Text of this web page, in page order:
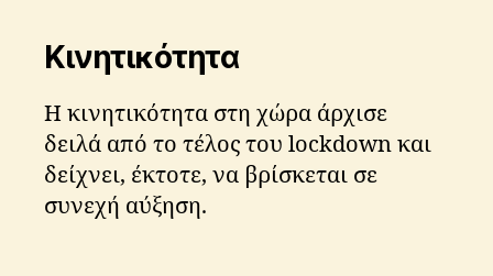
Κινητικότητα
Η κινητικότητα στη χώρα άρχισε
δειλά από το τέλος του lockdown και
δείχνει, έκτοτε, να βρίσκεται σε
συνεχή αύξηση.